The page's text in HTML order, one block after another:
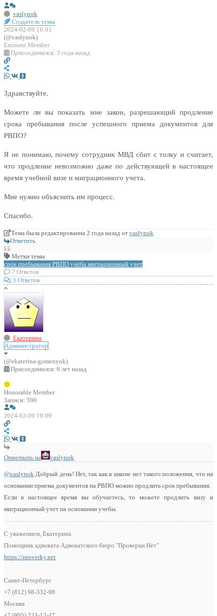
vaslynok
Создатель темы
2024-02-09 16:01
(@vaslynok)
Eminent Member
Присоединился: 3 года назад
Здравствуйте.
Можете ли вы показать мне закон, разрешающий продление
срока пребывания после успешного приема документов для
РВПО?
Я не понимаю, почему сотрудник МВД сбит с толку и считает,
что продление невозможно даже по действующей в настоящее
время учебной визе и миграционного учета.
Мне нужно объяснить им процесс.
Спасибо.
Тема была редактированна 2 года назад от vaslynok
Ответить
Метки темы
срок пребывания РВПО учёба миграционный учет
7 Ответов
3 Ответов
Екатерина
Администратор
(@ekaterina-gomenyuk)
Присоединился: 6 лет назад
Honorable Member
Записи: 590
2024-02-09 19:09
Ответить на vaslynok
@vaslynok Добрый день! Нет, так как в законе нет такого положения, что на
основании приема документов на РВПО можно продлить срок пребывания.
Если в настоящее время вы обучаетесь, то можете продлить визу и
миграционный учет на основании учебы.
С уважением, Екатерина
Помощник адвоката Адвокатского бюро "Проверки.Нет"
https://proverky.net
Санкт-Петербург
+7 (812) 98-332-98
Москва